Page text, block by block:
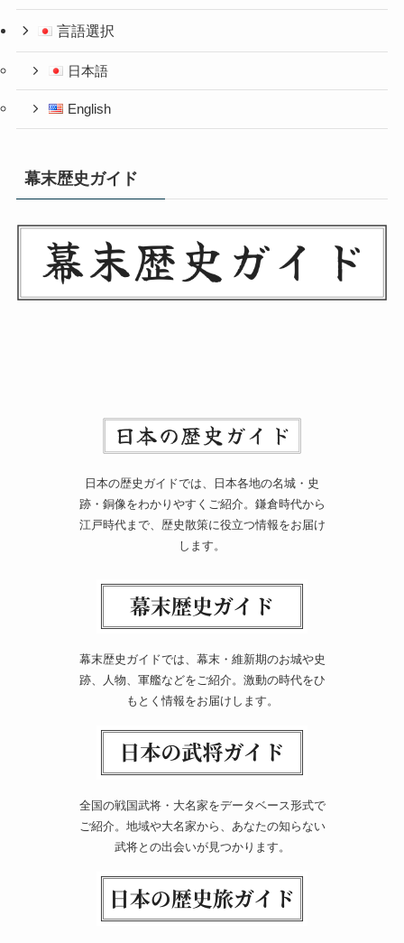
言語選択
日本語
English
幕末歴史ガイド
日本の歴史ガイドでは、日本各地の名城・史
跡・銅像をわかりやすくご紹介。鎌倉時代から
江戸時代まで、歴史散策に役立つ情報をお届け
します。
幕末歴史ガイドでは、幕末・維新期のお城や史
跡、人物、軍艦などをご紹介。激動の時代をひ
もとく情報をお届けします。
全国の戦国武将・大名家をデータベース形式で
ご紹介。地域や大名家から、あなたの知らない
武将との出会いが見つかります。